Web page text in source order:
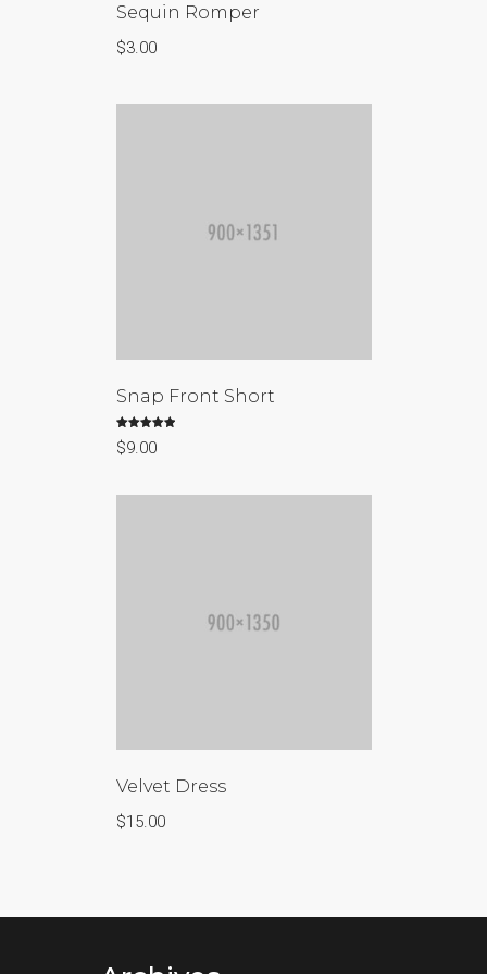
Sequin Romper
$3.00
Snap Front Short
Valorado con
5.00
$9.00
Velvet Dress
$15.00